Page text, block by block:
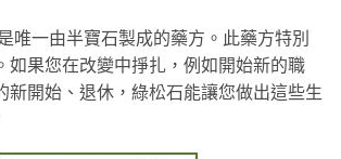
唯一由半寶石製成的藥方。此藥方特別
如果您在改變中掙扎，例如開始新的職
新開始、退休，綠松石能讓您做出這些生